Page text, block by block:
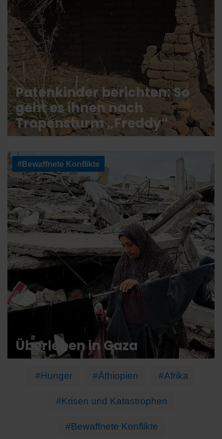
Patenkinder berichten: So
geht es ihnen nach
Tropensturm „Freddy“
#Bewaffnete Konflikte
Überleben in Gaza
#Hunger #Äthiopien #Afrika
#Krisen und Katastrophen
#Bewaffnete Konflikte